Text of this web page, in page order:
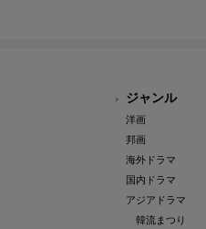
ジャンル
洋画
邦画
海外ドラマ
国内ドラマ
アジアドラマ
韓流まつり